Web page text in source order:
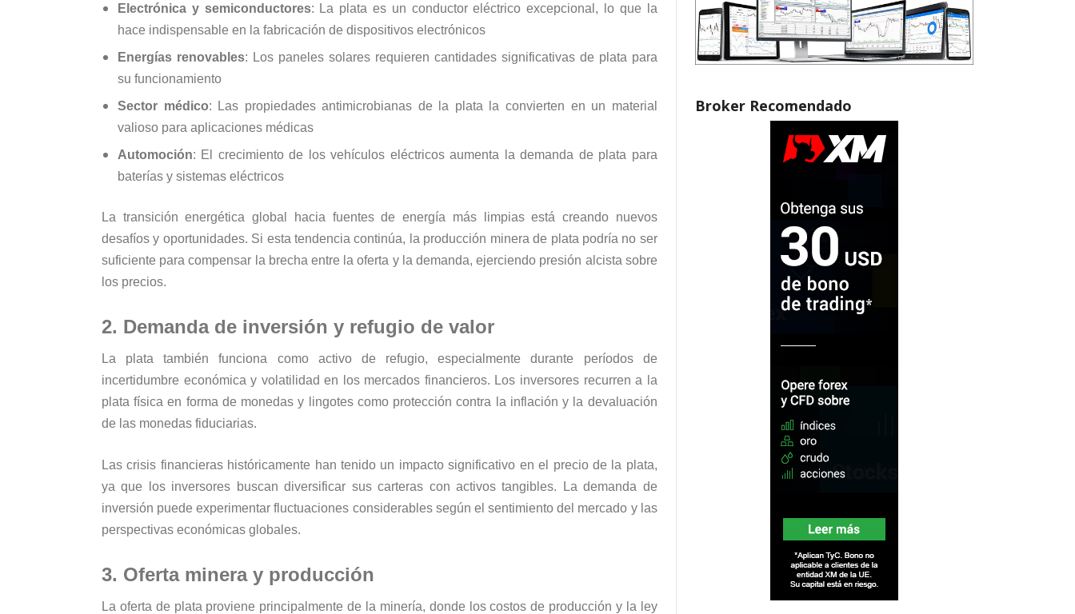
Electrónica y semiconductores: La plata es un conductor eléctrico excepcional, lo que la
hace indispensable en la fabricación de dispositivos electrónicos
Energías renovables: Los paneles solares requieren cantidades significativas de plata para
su funcionamiento
Sector médico: Las propiedades antimicrobianas de la plata la convierten en un material
valioso para aplicaciones médicas
Automoción: El crecimiento de los vehículos eléctricos aumenta la demanda de plata para
baterías y sistemas eléctricos
La transición energética global hacia fuentes de energía más limpias está creando nuevos
desafíos y oportunidades. Si esta tendencia continúa, la producción minera de plata podría no ser
suficiente para compensar la brecha entre la oferta y la demanda, ejerciendo presión alcista sobre
los precios.
2. Demanda de inversión y refugio de valor
La plata también funciona como activo de refugio, especialmente durante períodos de
incertidumbre económica y volatilidad en los mercados financieros. Los inversores recurren a la
plata física en forma de monedas y lingotes como protección contra la inflación y la devaluación
de las monedas fiduciarias.
Las crisis financieras históricamente han tenido un impacto significativo en el precio de la plata,
ya que los inversores buscan diversificar sus carteras con activos tangibles. La demanda de
inversión puede experimentar fluctuaciones considerables según el sentimiento del mercado y las
perspectivas económicas globales.
3. Oferta minera y producción
La oferta de plata proviene principalmente de la minería, donde los costos de producción y la ley
Broker Recomendado